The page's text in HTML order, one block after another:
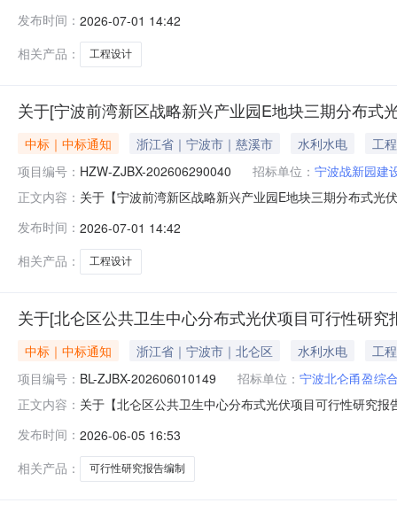
项目总预算：145万元采购项目名称：宁波前湾新区战略
发布时间： 2026-07-01 14:42
相关产品：
工程设计
关于[宁波前湾新区战略新兴产业园E地块三期分布式
中标｜中标通知 浙江省｜宁波市｜慈溪市 水利水电
工程
项目编号： HZW-ZJBX-202606290040 招标单位： 宁波战新园建
正文内容： 关于【宁波前湾新区战略新兴产业园E地块三期分布式
517.12万元采购项目名称：宁波前湾新区战略新兴产业
发布时间： 2026-07-01 14:42
相关产品：
工程设计
关于[北仑区公共卫生中心分布式光伏项目可行性研究
中标｜中标通知 浙江省｜宁波市｜北仑区 水利水电
工程
项目编号： BL-ZJBX-202606010149 招标单位： 宁波北仑甬盈综
正文内容： 关于【北仑区公共卫生中心分布式光伏项目可行性研究
江路627-629号项目总预算：90万元采购项目名称：北
发布时间： 2026-06-05 16:53
相关产品：
可行性研究报告编制